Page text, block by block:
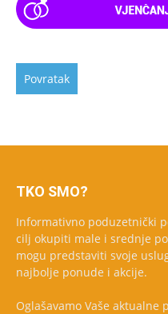
TKO SMO?
Informativno poduzetnički
cilj okupiti male i srednje
mogu predstaviti svoje
najbolje ponude i akcije.
Oglašavamo Vaše